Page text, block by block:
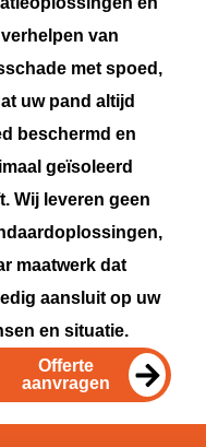
verhelpen van
met spoed,
uw pand altijd
beschermd en
geïsoleerd
Wij leveren geen
maatwerk dat
aansluit op uw
en situatie.
Offerte
aanvragen